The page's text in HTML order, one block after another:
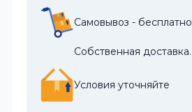
Самовывоз - бесплатно
Собственная доставка.
Условия уточняйте